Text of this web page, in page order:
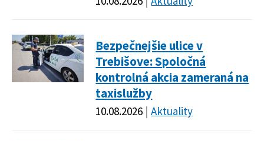
Bezpečnejšie ulice v
Trebišove: Spoločná
kontrolná akcia zameraná na
taxislužby
10.08.2026 Aktuality